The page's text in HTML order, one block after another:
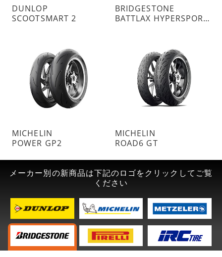
DUNLOP
SCOOTSMART 2
BRIDGESTONE
BATTLAX HYPERSPORT S23
MICHELIN
POWER GP2
MICHELIN
ROAD6 GT
メーカー別の新商品は下記のロゴをクリックしてご覧
ください